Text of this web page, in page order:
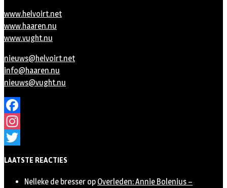
www.helvoirt.net
www.haaren.nu
www.vught.nu
nieuws@helvoirt.net
info@haaren.nu
nieuws@vught.nu
Facebook
Instagram
LAATSTE REACTIES
Nelleke de bresser op Overleden: Annie Bolenius –